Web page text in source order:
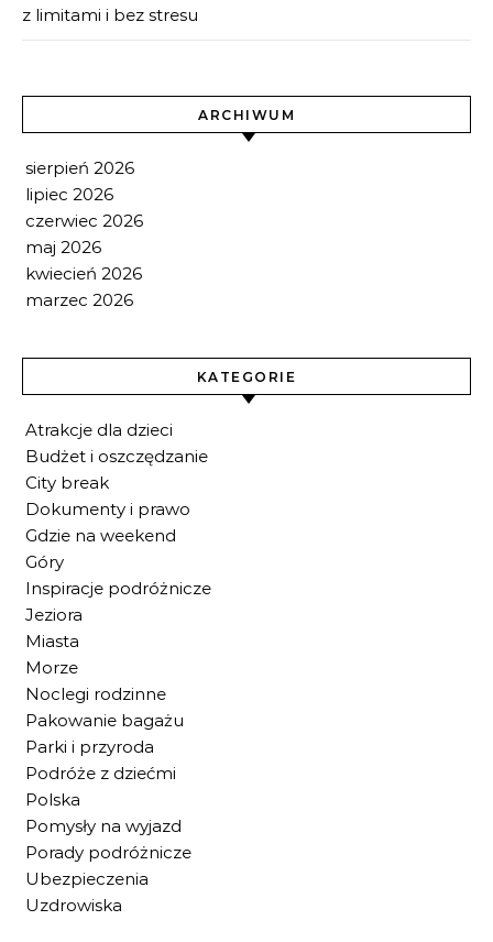
z limitami i bez stresu
ARCHIWUM
sierpień 2026
lipiec 2026
czerwiec 2026
maj 2026
kwiecień 2026
marzec 2026
KATEGORIE
Atrakcje dla dzieci
Budżet i oszczędzanie
City break
Dokumenty i prawo
Gdzie na weekend
Góry
Inspiracje podróżnicze
Jeziora
Miasta
Morze
Noclegi rodzinne
Pakowanie bagażu
Parki i przyroda
Podróże z dziećmi
Polska
Pomysły na wyjazd
Porady podróżnicze
Ubezpieczenia
Uzdrowiska